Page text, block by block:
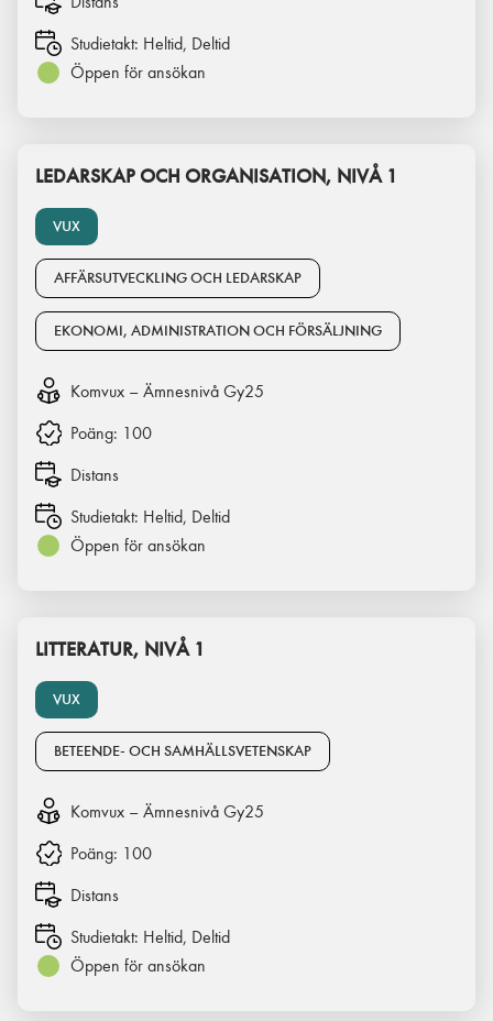
Studietakt: Heltid, Deltid
Öppen för ansökan
VUX
LEDARSKAP OCH ORGANISATION, NIVÅ 1
AFFÄRSUTVECKLING OCH LEDARSKAP
EKONOMI, ADMINISTRATION OCH FÖRSÄLJNING
Komvux – Ämnesnivå Gy25
Poäng: 100
Distans
Studietakt: Heltid, Deltid
Öppen för ansökan
VUX
LITTERATUR, NIVÅ 1
BETEENDE- OCH SAMHÄLLSVETENSKAP
Komvux – Ämnesnivå Gy25
Poäng: 100
Distans
Studietakt: Heltid, Deltid
Öppen för ansökan